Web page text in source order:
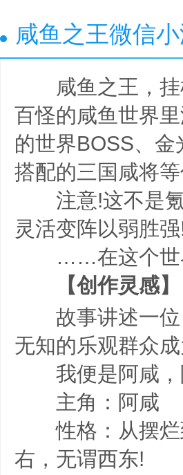
咸鱼之王微信
咸鱼之王，挂
百怪的咸鱼世界
的世界BOSS、
搭配的三国咸将
注意!这不是氪
灵活变阵以弱胜强
……在这个世
【创作灵感】
故事讲述一位
无知的乐观群众成
我便是阿咸，
主角：阿咸
性格：从摆烂
右，无谓西东!